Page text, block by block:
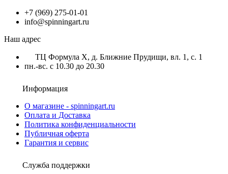
+7 (969) 275-01-01
info@spinningart.ru
Наш адрес
ТЦ Формула X, д. Ближние Прудищи, вл. 1, с. 1
пн.-вс. с 10.30 до 20.30
Информация
О магазине - spinningart.ru
Оплата и Доставка
Политика конфиденциальности
Публичная оферта
Гарантия и сервис
Служба поддержки